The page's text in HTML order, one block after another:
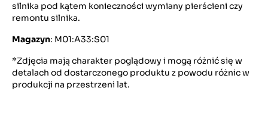
silnika pod kątem konieczności wymiany pierścieni czy
remontu silnika.
Magazyn: M01:A33:S01
*Zdjęcia mają charakter poglądowy i mogą różnić się w
detalach od dostarczonego produktu z powodu różnic w
produkcji na przestrzeni lat.